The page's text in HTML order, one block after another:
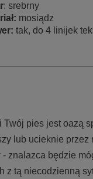
: srebrny
mosiądz
tak, do 4 linijek
Twój pies jest oazą
lub ucieknie przez
- znalazca będzie
z tą niecodzienną